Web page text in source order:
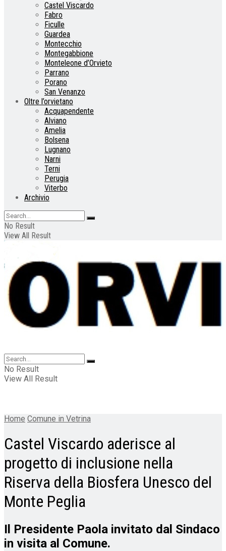
Castel Viscardo
Fabro
Ficulle
Guardea
Montecchio
Montegabbione
Monteleone d’Orvieto
Parrano
Porano
San Venanzo
Oltre l’orvietano
Acquapendente
Alviano
Amelia
Bolsena
Lugnano
Narni
Terni
Perugia
Viterbo
Archivio
No Result
View All Result
No Result
View All Result
Home Comune in Vetrina
Castel Viscardo aderisce al
progetto di inclusione nella
Riserva della Biosfera Unesco del
Monte Peglia
Il Presidente Paola invitato dal Sindaco
in visita al Comune.